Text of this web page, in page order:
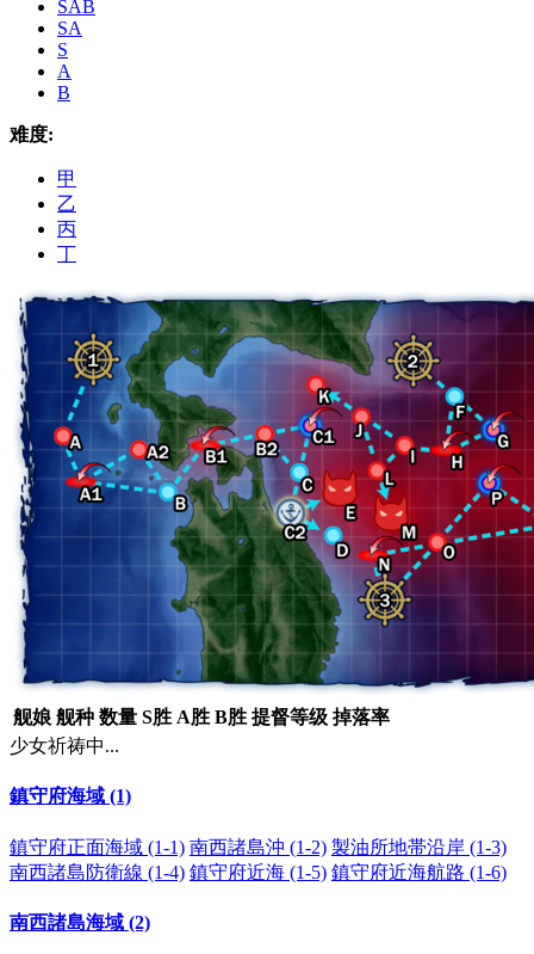
SAB
SA
S
A
B
难度:
甲
乙
丙
丁
舰娘 舰种 数量 S胜 A胜 B胜 提督等级 掉落率
少女祈祷中...
鎮守府海域 (1)
鎮守府正面海域 (1-1) 南西諸島沖 (1-2) 製油所地帯沿岸 (1-3)
南西諸島防衛線 (1-4) 鎮守府近海 (1-5) 鎮守府近海航路 (1-6)
南西諸島海域 (2)